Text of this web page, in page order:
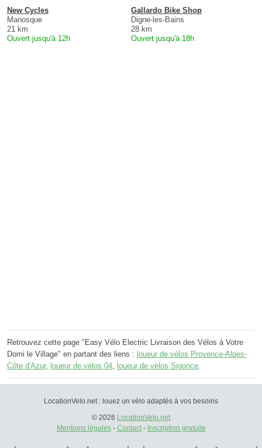
New Cycles
Manosque
21 km
Ouvert jusqu'à 12h
Gallardo Bike Shop
Digne-les-Bains
28 km
Ouvert jusqu'à 18h
Retrouvez cette page "Easy Vélo Electric Livraison des Vélos à Votre
Domi le Village" en partant des liens : loueur de vélos Provence-Alpes-
Côte d'Azur, loueur de vélos 04 loueur de vélos Sigonce
LocationVelo.net : louez un vélo adaptés à vos besoins
© 2026 LocationVelo.net
Mentions légales- Contact- Inscription gratuite